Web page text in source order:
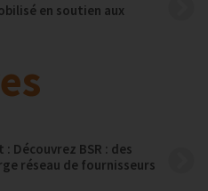
en soutien aux
Découvrez BSR : des
réseau de fournisseurs